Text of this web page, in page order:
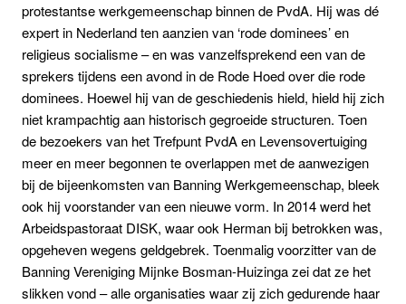
protestantse werkgemeenschap binnen de PvdA. Hij was dé
expert in Nederland ten aanzien van ‘rode dominees’ en
religieus socialisme – en was vanzelfsprekend een van de
sprekers tijdens een avond in de Rode Hoed over die rode
dominees. Hoewel hij van de geschiedenis hield, hield hij zich
niet krampachtig aan historisch gegroeide structuren. Toen
de bezoekers van het Trefpunt PvdA en Levensovertuiging
meer en meer begonnen te overlappen met de aanwezigen
bij de bijeenkomsten van Banning Werkgemeenschap, bleek
ook hij voorstander van een nieuwe vorm. In 2014 werd het
Arbeidspastoraat DISK, waar ook Herman bij betrokken was,
opgeheven wegens geldgebrek. Toenmalig voorzitter van de
Banning Vereniging Mijnke Bosman-Huizinga zei dat ze het
slikken vond – alle organisaties waar zij zich gedurende haar